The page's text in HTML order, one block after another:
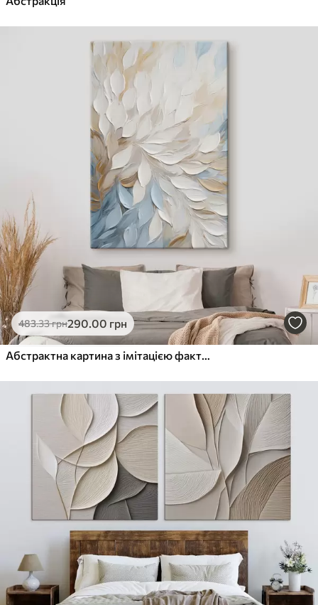
Поверхня з текстурою полотна
Екологічний матеріал
483.33грн290.00 грн
Абстрактна картина з імітацією фактури та мазками пензля білого, синього та бежевого кольорів